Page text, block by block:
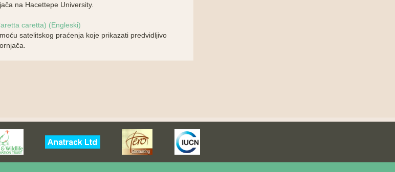
na Hacettepe University.
caretta) (Engleski)
satelitskog praćenja koje prikazati predvidljivo